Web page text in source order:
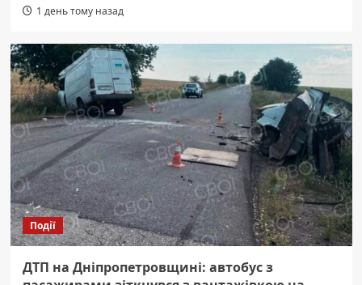
1 день тому назад
Події
ДТП на Дніпропетровщині: автобус з